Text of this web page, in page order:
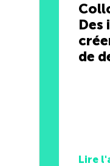
Des
de
Lire